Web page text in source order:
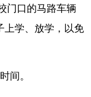
门口的马路车辆
上学、放学，以免
间。